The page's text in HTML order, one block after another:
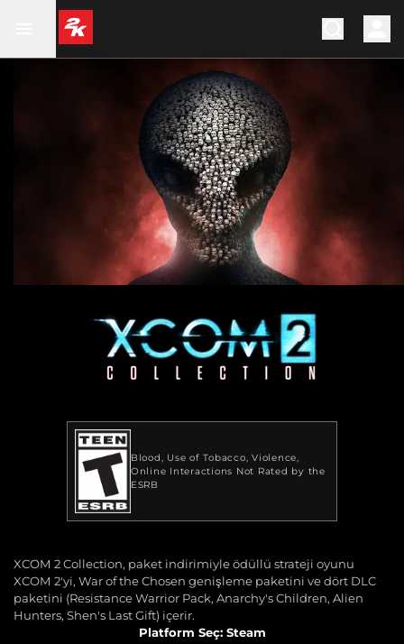
Blood Use of Tobacco Violence
Online Interactions Not Rated by the
ESRB
XCOM 2 Collection, paket indirimiyle ödüllü strateji oyunu
XCOM 2'yi, War of the Chosen genişleme paketini ve dört DLC
paketini (Resistance Warrior Pack, Anarchy's Children, Alien
Hunters, Shen's Last Gift) içerir.
Platform Seç: Steam